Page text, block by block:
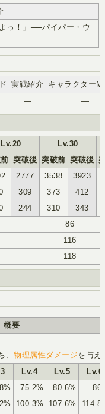
っ！」──パイパー・ウ
実戦紹介 キャラクター
― ―
Lv.20
Lv.30
突破後 突破前 突破後
2777 3538 3923
309 373 412
244 310 343
86
116
118
概要
、物理属性ダメージを与え
Lv.4 Lv.5
Lv.6
75.2% 80.6%
100.3% 107.6%